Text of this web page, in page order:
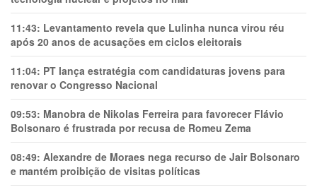
11:43: Levantamento revela que Lulinha nunca virou réu
após 20 anos de acusações em ciclos eleitorais
11:04: PT lança estratégia com candidaturas jovens para
renovar o Congresso Nacional
09:53: Manobra de Nikolas Ferreira para favorecer Flávio
Bolsonaro é frustrada por recusa de Romeu Zema
08:49: Alexandre de Moraes nega recurso de Jair Bolsonaro
e mantém proibição de visitas políticas